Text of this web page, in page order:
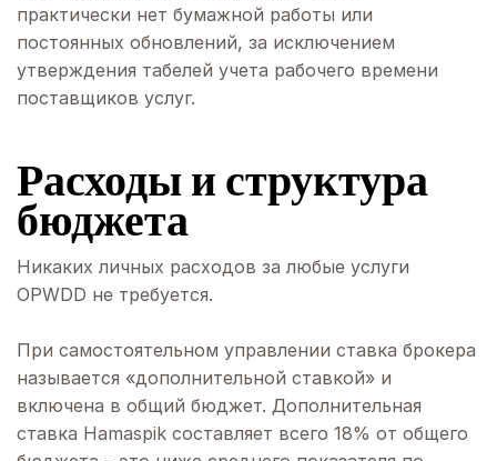
практически нет бумажной работы или
постоянных обновлений, за исключением
утверждения табелей учета рабочего времени
поставщиков услуг.
Расходы и структура
бюджета
Никаких личных расходов за любые услуги
OPWDD не требуется.
При самостоятельном управлении ставка брокера
называется «дополнительной ставкой» и
включена в общий бюджет. Дополнительная
ставка Hamaspik составляет всего 18% от общего